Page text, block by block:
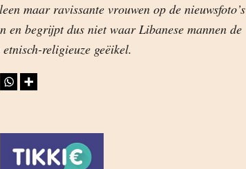
maar ravissante vrouwen op de nieuwsfoto’s
en begrijpt dus niet waar Libanese mannen de
religieuze geëikel.